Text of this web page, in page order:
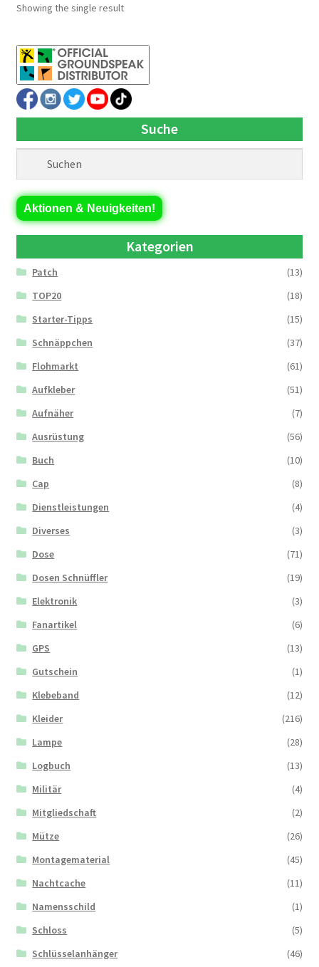
Showing the single result
Suche
Aktionen & Neuigkeiten!
Kategorien
Patch
(13)
TOP20
(18)
Starter-Tipps
(15)
Schnäppchen
(37)
Flohmarkt
(61)
Aufkleber
(51)
Aufnäher
(7)
Ausrüstung
(56)
Buch
(10)
Cap
(8)
Dienstleistungen
(4)
Diverses
(3)
Dose
(71)
Dosen Schnüffler
(19)
Elektronik
(3)
Fanartikel
(6)
GPS
(13)
Gutschein
(1)
Klebeband
(12)
Kleider
(216)
Lampe
(28)
Logbuch
(13)
Militär
(4)
Mitgliedschaft
(2)
Mütze
(26)
Montagematerial
(45)
Nachtcache
(11)
Namensschild
(1)
Schloss
(5)
Schlüsselanhänger
(46)